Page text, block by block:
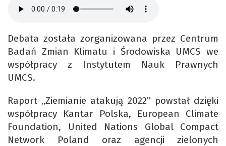
Debata została zorganizowana przez Centrum
Badań Zmian Klimatu i Środowiska UMCS we
współpracy z Instytutem Nauk Prawnych
UMCS.
Raport „Ziemianie atakują 2022” powstał dzięki
współpracy Kantar Polska, European Climate
Foundation, United Nations Global Compact
Network Poland oraz agencji zielonych